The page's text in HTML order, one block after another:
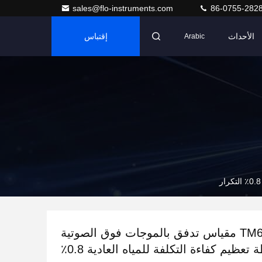
sales@flo-instruments.com 86-0755-
الأحداث Arabic إقتباس
TM601S مقياس تدفق بالموجات فوق الصوتية
المضغوطة تعظيم كفاءة التكلفة للمياه العادية 0.8٪